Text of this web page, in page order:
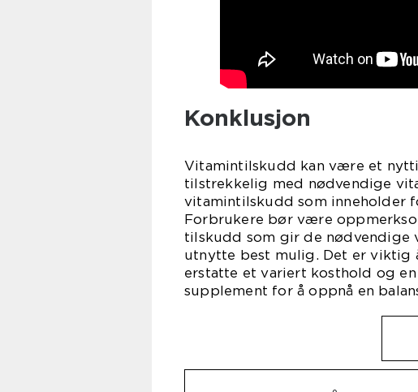
Konklusjon
Vitamintilskudd kan være et
tilstrekkelig med nødvendige
vitamintilskudd som inneholder
Forbrukere bør være
tilskudd som gir de nødvendige
utnytte best mulig. Det er viktig
erstatte et variert kosthold og
supplement for å oppnå en